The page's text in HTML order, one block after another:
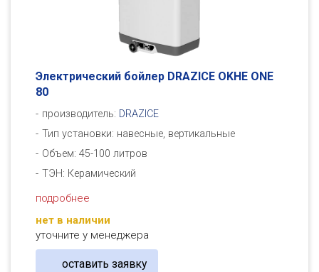
Электрический бойлер DRAZICE OKHE ONE
80
производитель: DRAZICE
Тип установки: навесные, вертикальные
Объем: 45-100 литров
ТЭН: Керамический
подробнее
нет в наличии
уточните у менеджера
оставить заявку